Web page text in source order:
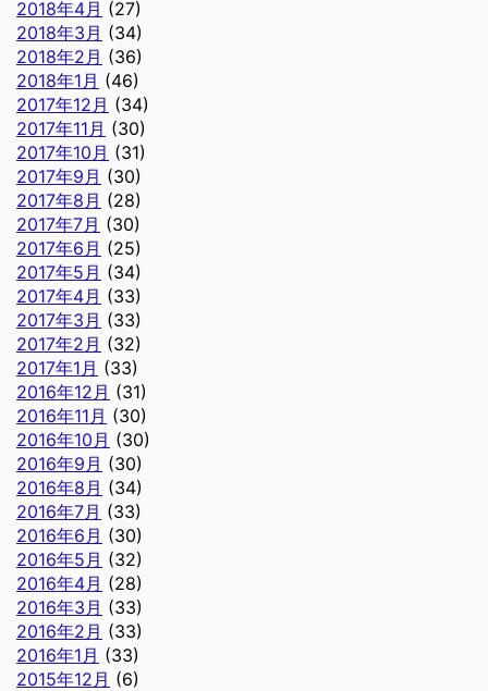
2018年4月 (27)
2018年3月 (34)
2018年2月 (36)
2018年1月 (46)
2017年12月 (34)
2017年11月 (30)
2017年10月 (31)
2017年9月 (30)
2017年8月 (28)
2017年7月 (30)
2017年6月 (25)
2017年5月 (34)
2017年4月 (33)
2017年3月 (33)
2017年2月 (32)
2017年1月 (33)
2016年12月 (31)
2016年11月 (30)
2016年10月 (30)
2016年9月 (30)
2016年8月 (34)
2016年7月 (33)
2016年6月 (30)
2016年5月 (32)
2016年4月 (28)
2016年3月 (33)
2016年2月 (33)
2016年1月 (33)
2015年12月 (6)